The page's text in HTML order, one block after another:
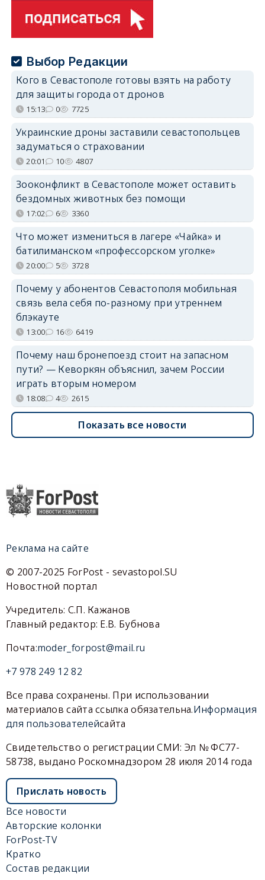
Выбор Редакции
Кого в Севастополе готовы взять на работу
для защиты города от дронов
15:13 0 7725
Украинские дроны заставили севастопольцев
задуматься о страховании
20:01 10 4807
Зооконфликт в Севастополе может оставить
бездомных животных без помощи
17:02 6 3360
Что может измениться в лагере «Чайка» и
батилиманском «профессорском уголке»
20:00 5 3728
Почему у абонентов Севастополя мобильная
связь вела себя по-разному при утреннем
блэкауте
13:00 16 6419
Почему наш бронепоезд стоит на запасном
пути? — Кеворкян объяснил, зачем России
играть вторым номером
18:08 4 2615
Показать все новости
Реклама на сайте
© 2007-2025 ForPost - sevastopol.SU
Новостной портал
Учредитель: С.П. Кажанов
Главный редактор: Е.В. Бубнова
Почта:moder_forpost@mail.ru
+7 978 249 12 82
Все права сохранены. При использовании
материалов сайта ссылка обязательна.Информация
для пользователейсайта
Свидетельство о регистрации СМИ: Эл № ФС77-
58738, выдано Роскомнадзором 28 июля 2014 года
Прислать новость
Все новости
Авторские колонки
ForPost-TV
Кратко
Состав редакции